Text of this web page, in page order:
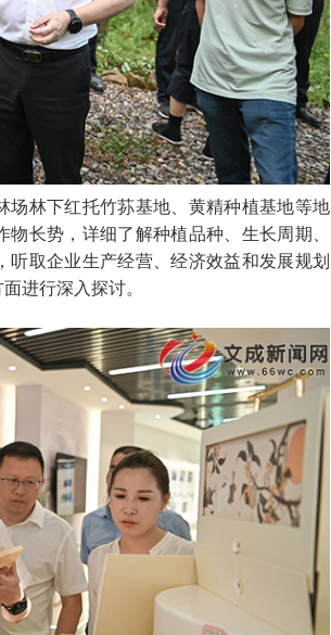
林下红托竹荪基地、黄精种植基地等地
长势，详细了解种植品种、生长周期、
取企业生产经营、经济效益和发展规划
进行深入探讨。